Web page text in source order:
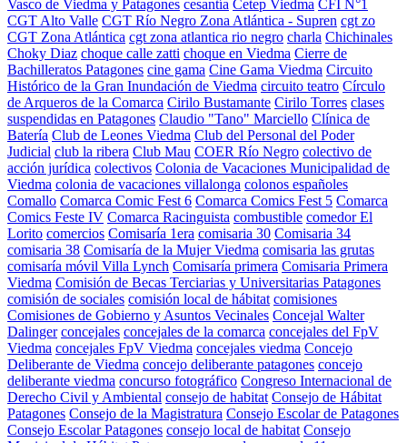
Vasco de Viedma y Patagones cesantía Cetep Viedma CFI N°1
CGT Alto Valle CGT Río Negro Zona Atlántica - Supren cgt zo
CGT Zona Atlántica cgt zona atlantica rio negro charla Chichinales
Choky Diaz choque calle zatti choque en Viedma Cierre de
Bachilleratos Patagones cine gama Cine Gama Viedma Circuito
Histórico de la Gran Inundación de Viedma circuito teatro Círculo
de Arqueros de la Comarca Cirilo Bustamante Cirilo Torres clases
suspendidas en Patagones Claudio "Tano" Marciello Clínica de
Batería Club de Leones Viedma Club del Personal del Poder
Judicial club la ribera Club Mau COER Río Negro colectivo de
acción jurídica colectivos Colonia de Vacaciones Municipalidad de
Viedma colonia de vacaciones villalonga colonos españoles
Comallo Comarca Comic Fest 6 Comarca Comics Fest 5 Comarca
Comics Feste IV Comarca Racinguista combustible comedor El
Lorito comercios Comisaría 1era comisaria 30 Comisaria 34
comisaria 38 Comisaría de la Mujer Viedma comisaria las grutas
comisaría móvil Villa Lynch Comisaría primera Comisaria Primera
Viedma Comisión de Becas Terciarias y Universitarias Patagones
comisión de sociales comisión local de hábitat comisiones
Comisiones de Gobierno y Asuntos Vecinales Concejal Walter
Dalinger concejales concejales de la comarca concejales del FpV
Viedma concejales FpV Viedma concejales viedma Concejo
Deliberante de Viedma concejo deliberante patagones concejo
deliberante viedma concurso fotográfico Congreso Internacional de
Derecho Civil y Ambiental consejo de habitat Consejo de Hábitat
Patagones Consejo de la Magistratura Consejo Escolar de Patagones
Consejo Escolar Patagones consejo local de habitat Consejo